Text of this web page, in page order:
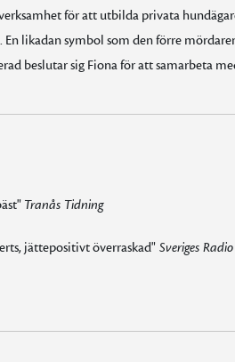
för att utbilda privata
likadan symbol som den förre
beslutar sig Fiona för att samarbeta
Tranås Tidning
jättepositivt överraskad"Sveriges